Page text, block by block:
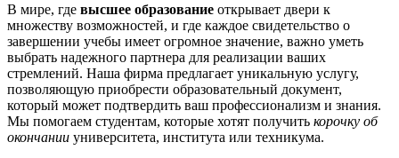
В мире, где высшее образование открывает двери к
множеству возможностей, и где каждое свидетельство о
завершении учебы имеет огромное значение, важно уметь
выбрать надежного партнера для реализации ваших
стремлений. Наша фирма предлагает уникальную услугу,
позволяющую приобрести образовательный документ,
который может подтвердить ваш профессионализм и знания.
Мы помогаем студентам, которые хотят получить корочку об
окончании университета, института или техникума.